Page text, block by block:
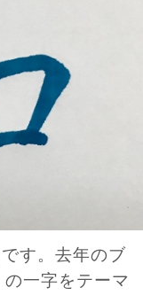
す。去年のブ
一字をテーマ